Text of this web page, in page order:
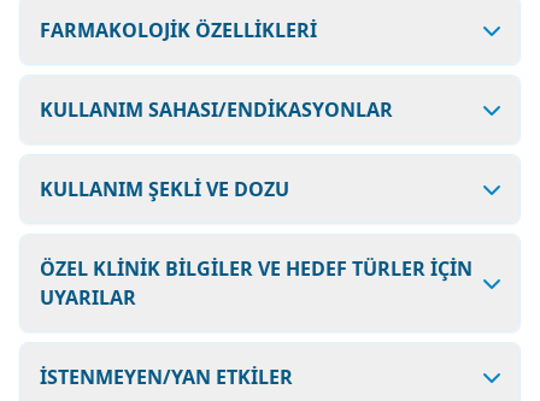
FARMAKOLOJİK ÖZELLİKLERİ
KULLANIM SAHASI/ENDİKASYONLAR
KULLANIM ŞEKLİ VE DOZU
ÖZEL KLİNİK BİLGİLER VE HEDEF TÜRLER İÇİN
UYARILAR
İSTENMEYEN/YAN ETKİLER